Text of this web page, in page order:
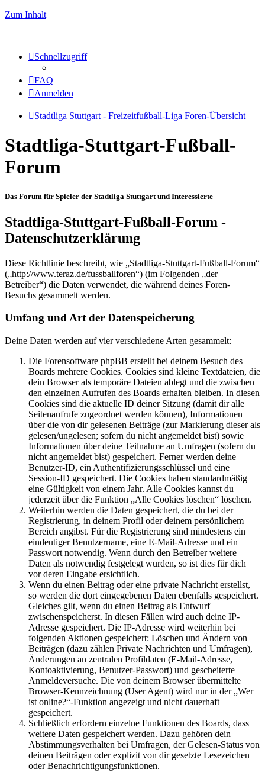
Zum Inhalt
Schnellzugriff
FAQ
Anmelden
Stadtliga Stuttgart - Freizeitfußball-Liga Foren-Übersicht
Stadtliga-Stuttgart-Fußball-
Forum
Das Forum für Spieler der Stadtliga Stuttgart und Interessierte
Stadtliga-Stuttgart-Fußball-Forum -
Datenschutzerklärung
Diese Richtlinie beschreibt, wie „Stadtliga-Stuttgart-Fußball-Forum“
(„http://www.teraz.de/fussballforen“) (im Folgenden „der
Betreiber“) die Daten verwendet, die während deines Foren-
Besuchs gesammelt werden.
Umfang und Art der Datenspeicherung
Deine Daten werden auf vier verschiedene Arten gesammelt:
Die Forensoftware phpBB erstellt bei deinem Besuch des
Boards mehrere Cookies. Cookies sind kleine Textdateien, die
dein Browser als temporäre Dateien ablegt und die zwischen
den einzelnen Aufrufen des Boards erhalten bleiben. In diesen
Cookies sind die aktuelle ID deiner Sitzung (damit dir alle
Seitenaufrufe zugeordnet werden können), Informationen
über die von dir gelesenen Beiträge (zur Markierung dieser als
gelesen/ungelesen; sofern du nicht angemeldet bist) sowie
Informationen über deine Teilnahme an Umfragen (sofern du
nicht angemeldet bist) gespeichert. Ferner werden deine
Benutzer-ID, ein Authentifizierungsschlüssel und eine
Session-ID gespeichert. Die Cookies haben standardmäßig
eine Gültigkeit von einem Jahr. Alle Cookies kannst du
jederzeit über die Funktion „Alle Cookies löschen“ löschen.
Weiterhin werden die Daten gespeichert, die du bei der
Registrierung, in deinem Profil oder deinem persönlichem
Bereich angibst. Für die Registrierung sind mindestens ein
eindeutiger Benutzername, eine E-Mail-Adresse und ein
Passwort notwendig. Wenn durch den Betreiber weitere
Daten als notwendig festgelegt wurden, so ist dies für dich
vor deren Eingabe ersichtlich.
Wenn du einen Beitrag oder eine private Nachricht erstellst,
so werden die dort eingegebenen Daten ebenfalls gespeichert.
Gleiches gilt, wenn du einen Beitrag als Entwurf
zwischenspeicherst. In diesen Fällen wird auch deine IP-
Adresse gespeichert. Die IP-Adresse wird weiterhin bei
folgenden Aktionen gespeichert: Löschen und Ändern von
Beiträgen (dazu zählen Private Nachrichten und Umfragen),
Änderungen an zentralen Profildaten (E-Mail-Adresse,
Kontoaktivierung, Benutzer-Passwort) und gescheiterte
Anmeldeversuche. Die von deinem Browser übermittelte
Browser-Kennzeichnung (User Agent) wird nur in der „Wer
ist online?“-Funktion angezeigt und nicht dauerhaft
gespeichert.
Schließlich erfordern einzelne Funktionen des Boards, dass
weitere Daten gespeichert werden. Dazu gehören dein
Abstimmungsverhalten bei Umfragen, der Gelesen-Status von
deinen Beiträgen oder explizit von dir gesetzte Lesezeichen
oder Benachrichtigungsfunktionen.